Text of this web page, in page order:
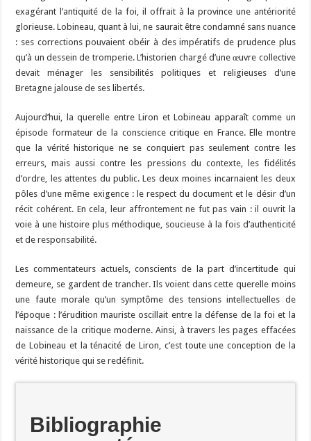
exagérant l’antiquité de la foi, il offrait à la province une antériorité
glorieuse. Lobineau, quant à lui, ne saurait être condamné sans nuance
: ses corrections pouvaient obéir à des impératifs de prudence plus
qu’à un dessein de tromperie. L’historien chargé d’une œuvre collective
devait ménager les sensibilités politiques et religieuses d’une
Bretagne jalouse de ses libertés.
Aujourd’hui, la querelle entre Liron et Lobineau apparaît comme un
épisode formateur de la conscience critique en France. Elle montre
que la vérité historique ne se conquiert pas seulement contre les
erreurs, mais aussi contre les pressions du contexte, les fidélités
d’ordre, les attentes du public. Les deux moines incarnaient les deux
pôles d’une même exigence : le respect du document et le désir d’un
récit cohérent. En cela, leur affrontement ne fut pas vain : il ouvrit la
voie à une histoire plus méthodique, soucieuse à la fois d’authenticité
et de responsabilité.
Les commentateurs actuels, conscients de la part d’incertitude qui
demeure, se gardent de trancher. Ils voient dans cette querelle moins
une faute morale qu’un symptôme des tensions intellectuelles de
l’époque : l’érudition mauriste oscillait entre la défense de la foi et la
naissance de la critique moderne. Ainsi, à travers les pages effacées
de Lobineau et la ténacité de Liron, c’est toute une conception de la
vérité historique qui se redéfinit.
Bibliographie